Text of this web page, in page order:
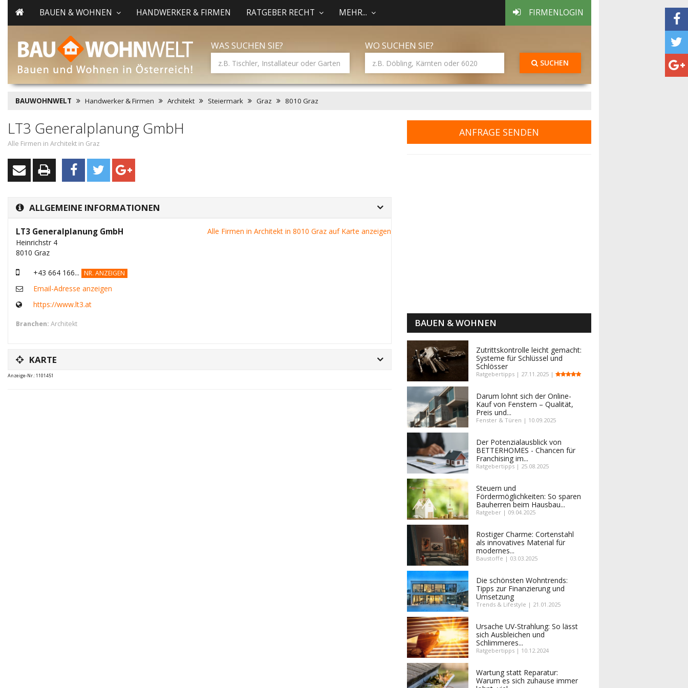
BAUEN & WOHNEN HANDWERKER & FIRMEN RATGEBER RECHT MEHR... FIRMENLOGIN
WAS SUCHEN SIE? WO SUCHEN SIE?
SUCHEN
BAUWOHNWELT Handwerker & Firmen Architekt Steiermark Graz 8010 Graz
LT3 Generalplanung GmbH
Alle Firmen in Architekt in Graz
ALLGEMEINE INFORMATIONEN
Alle Firmen in Architekt in 8010 Graz auf Karte anzeigen
LT3 Generalplanung GmbH
Heinrichstr 4
8010 Graz
+43 664 166... NR. ANZEIGEN
Email-Adresse anzeigen
https://www.lt3.at
Branchen: Architekt
KARTE
Anzeige-Nr.: 1101451
ANFRAGE SENDEN
BAUEN & WOHNEN
Zutrittskontrolle leicht gemacht:
Systeme für Schlüssel und
Schlösser
Ratgebertipps | 27.11.2025 |
Darum lohnt sich der Online-
Kauf von Fenstern – Qualität,
Preis und...
Fenster & Türen | 10.09.2025
Der Potenzialausblick von
BETTERHOMES - Chancen für
Franchising im...
Ratgebertipps | 25.08.2025
Steuern und
Fördermöglichkeiten: So sparen
Bauherren beim Hausbau...
Ratgeber | 09.04.2025
Rostiger Charme: Cortenstahl
als innovatives Material für
modernes...
Baustoffe | 03.03.2025
Die schönsten Wohntrends:
Tipps zur Finanzierung und
Umsetzung
Trends & Lifestyle | 21.01.2025
Ursache UV-Strahlung: So lässt
sich Ausbleichen und
Schlimmeres...
Ratgebertipps | 10.12.2024
Wartung statt Reparatur:
Warum es sich zuhause immer